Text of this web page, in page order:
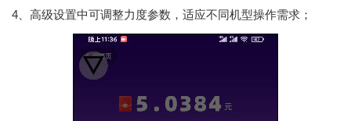
4、高级设置中可调整力度参数，适应不同机型操作需求；